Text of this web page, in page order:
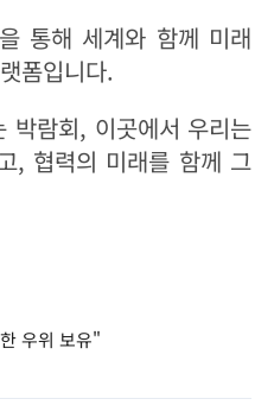
통해 세계와 함께 미래
폼입니다.
박람회, 이곳에서 우리는
, 협력의 미래를 함께 그
우위 보유"